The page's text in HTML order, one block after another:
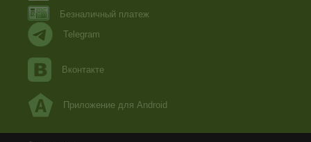
Безналичный платеж
Telegram
Вконтакте
Приложение для Android